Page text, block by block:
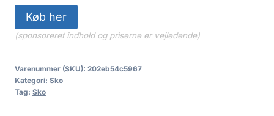
Køb her
(sponsoreret indhold og priserne er vejledende)
Varenummer (SKU): 202eb54c5967
Kategori: Sko
Tag: Sko